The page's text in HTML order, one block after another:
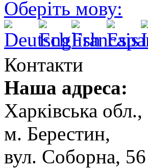
Оберіть мову:
Контакти
Наша адреса:
Харківська обл.,
м. Берестин,
вул. Cоборна, 56